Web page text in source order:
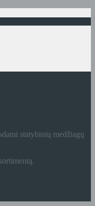
statybinių medžiagų